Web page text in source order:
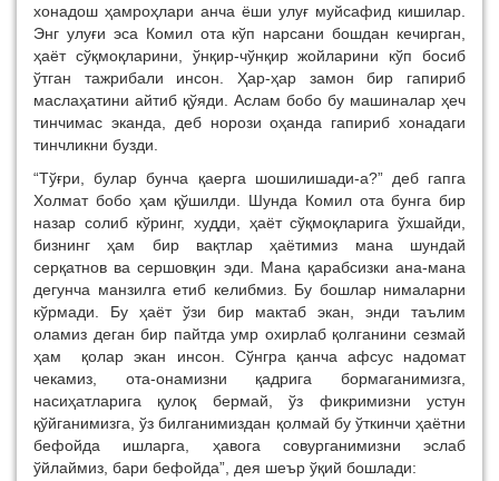
хонадош ҳамроҳлари анча ёши улуғ муйсафид кишилар.
Энг улуғи эса Комил ота кўп нарсани бошдан кечирган,
ҳаёт сўқмоқларини, ўнқир-чўнқир жойларини кўп босиб
ўтган тажрибали инсон. Ҳар-ҳар замон бир гапириб
маслаҳатини айтиб қўяди. Аслам бобо бу машиналар ҳеч
тинчимас эканда, деб норози оҳанда гапириб хонадаги
тинчликни бузди.
“Тўғри, булар бунча қаерга шошилишади-а?” деб гапга
Холмат бобо ҳам қўшилди. Шунда Комил ота бунга бир
назар солиб кўринг, худди, ҳаёт сўқмоқларига ўхшайди,
бизнинг ҳам бир вақтлар ҳаётимиз мана шундай
серқатнов ва сершовқин эди. Мана қарабсизки ана-мана
дегунча манзилга етиб келибмиз. Бу бошлар нималарни
кўрмади. Бу ҳаёт ўзи бир мактаб экан, энди таълим
оламиз деган бир пайтда умр охирлаб қолганини сезмай
ҳам қолар экан инсон. Сўнгра қанча афсус надомат
чекамиз, ота-онамизни қадрига бормаганимизга,
насиҳатларига қулоқ бермай, ўз фикримизни устун
қўйганимизга, ўз билганимиздан қолмай бу ўткинчи ҳаётни
бефойда ишларга, ҳавога совурганимизни эслаб
ўйлаймиз, бари бефойда”, дея шеър ўқий бошлади: